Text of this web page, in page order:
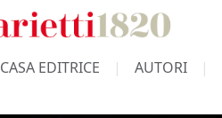
CASA EDITRICE AUTORI